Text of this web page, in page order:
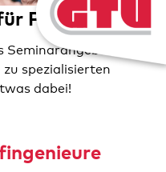
Profis
Seminarangebot – von
spezialisierten
dabei!